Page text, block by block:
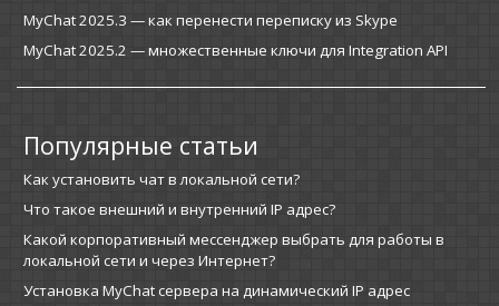
MyChat 2025.3 — как перенести переписку из Skype
MyChat 2025.2 — множественные ключи для Integration API
Популярные статьи
Как установить чат в локальной сети?
Что такое внешний и внутренний IP адрес?
Какой корпоративный мессенджер выбрать для работы в
локальной сети и через Интернет?
Установка MyChat сервера на динамический IP адрес